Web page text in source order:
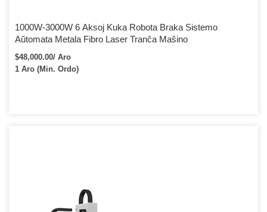
1000W-3000W 6 Aksoj Kuka Robota Braka Sistemo
Aŭtomata Metala Fibro Laser Tranĉa Maŝino
$48,000.00/ Aro
1 Aro (Min. Ordo)